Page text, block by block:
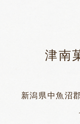
津南
新潟県中魚沼